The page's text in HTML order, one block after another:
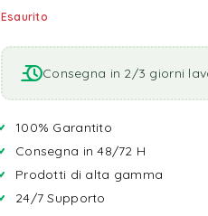
Esaurito
Consegna in 2/3 giorni
100% Garantito
Consegna in 48/72 H
Prodotti di alta gamma
24/7 Supporto